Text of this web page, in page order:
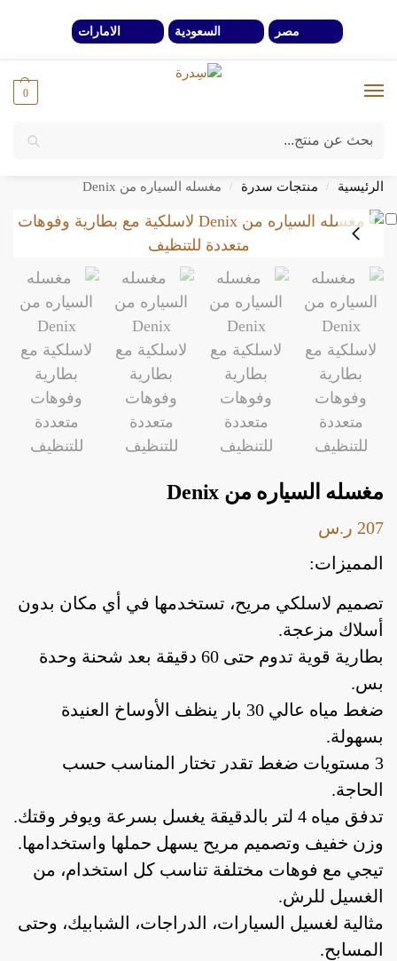
مصر السعودية الامارات
0
أدوات يدوية إصلاحات اضواء داخلية
خصومات 40% لفترة محدوة وحتي نفاذ الكمية
الرئيسية / منتجات سدرة / مغسله السياره من Denix
مغسله السياره من Denix
207 ر.س
المميزات:
تصميم لاسلكي مريح، تستخدمها في أي مكان بدون
أسلاك مزعجة.
بطارية قوية تدوم حتى 60 دقيقة بعد شحنة وحدة
بس.
ضغط مياه عالي 30 بار ينظف الأوساخ العنيدة
بسهولة.
3 مستويات ضغط تقدر تختار المناسب حسب
الحاجة.
تدفق مياه 4 لتر بالدقيقة يغسل بسرعة ويوفر وقتك.
وزن خفيف وتصميم مريح يسهل حملها واستخدامها.
تيجي مع فوهات مختلفة تناسب كل استخدام، من
الغسيل للرش.
مثالية لغسيل السيارات، الدراجات، الشبابيك، وحتى
المسابح.